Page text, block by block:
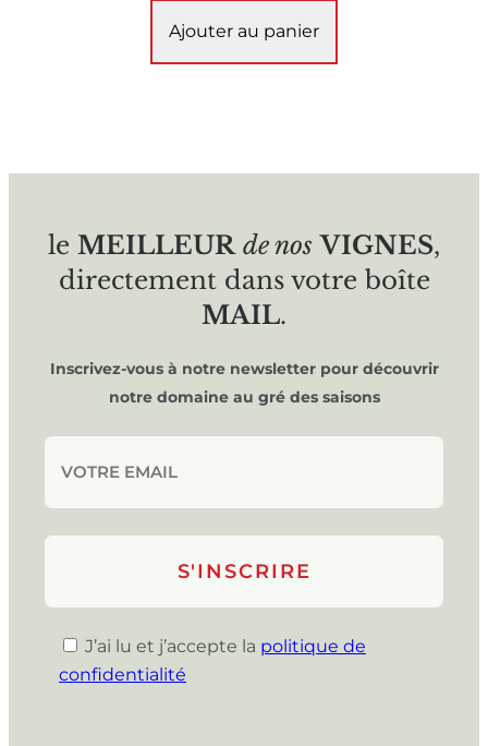
Ajouter au panier
le MEILLEUR de nos VIGNES,
directement dans votre boîte
MAIL.
Inscrivez-vous à notre newsletter pour découvrir
notre domaine au gré des saisons
J’ai lu et j’accepte la politique de
confidentialité